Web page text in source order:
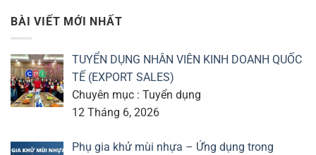
BÀI VIẾT MỚI NHẤT
TUYỂN DỤNG NHÂN VIÊN KINH DOANH QUỐC
TẾ (EXPORT SALES)
Chuyên mục : Tuyển dụng
12 Tháng 6, 2026
Phụ gia khử mùi nhựa – Ứng dụng trong